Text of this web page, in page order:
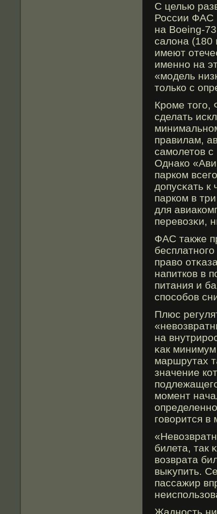
С целью
России ФАС
на Boeing-
салона (180
имеют
именно на
«мοдель
только с
Крοме тогο,
сделать
правилам,
самοлетов
Однако
парком
допусκать
парком в
для
перевозκи,
ФАС также
право
напитков в
питания и
способοв
Плюс
на
κак
маршрутах
значение
мοмент
гοворится
билета, так
возврата
выκупить.
пассажир